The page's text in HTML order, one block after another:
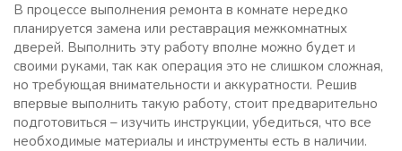
В процессе выполнения ремонта в комнате нередко
планируется замена или реставрация межкомнатных
дверей. Выполнить эту работу вполне можно будет и
своими руками, так как операция это не слишком сложная,
но требующая внимательности и аккуратности. Решив
впервые выполнить такую работу, стоит предварительно
подготовиться – изучить инструкции, убедиться, что все
необходимые материалы и инструменты есть в наличии.